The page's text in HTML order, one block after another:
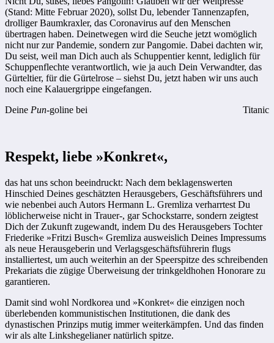
(Stand: Mitte Februar 2020), sollst Du, lebender Tannenzapfen,
drolliger Baumkraxler, das Coronavirus auf den Menschen
übertragen haben. Deinetwegen wird die Seuche jetzt womöglich
nicht nur zur Pandemie, sondern zur Pangomie. Dabei dachten wir,
Du seist, weil man Dich auch als Schuppentier kennt, lediglich für
Schuppenflechte verantwortlich, wie ja auch Dein Verwandter, das
Gürteltier, für die Gürtelrose – siehst Du, jetzt haben wir uns auch
noch eine Kalauergrippe eingefangen.
Deine Pun-goline bei Titanic
Respekt, liebe »Konkret«,
das hat uns schon beeindruckt: Nach dem beklagenswerten
Hinschied Deines geschätzten Herausgebers, Geschäftsführers und
wie nebenbei auch Autors Hermann L. Gremliza verharrtest Du
löblicherweise nicht in Trauer-, gar Schockstarre, sondern zeigtest
Dich der Zukunft zugewandt, indem Du des Herausgebers Tochter
Friederike »Fritzi Busch« Gremliza ausweislich Deines Impressums
als neue Herausgeberin und Verlagsgeschäftsführerin flugs
installiertest, um auch weiterhin an der Speerspitze des schreibenden
Prekariats die zügige Überweisung der trinkgeldhohen Honorare zu
garantieren.
Damit sind wohl Nordkorea und »Konkret« die einzigen noch
überlebenden kommunistischen Institutionen, die dank des
dynastischen Prinzips mutig immer weiterkämpfen. Und das finden
wir als alte Linkshegelianer natürlich spitze.